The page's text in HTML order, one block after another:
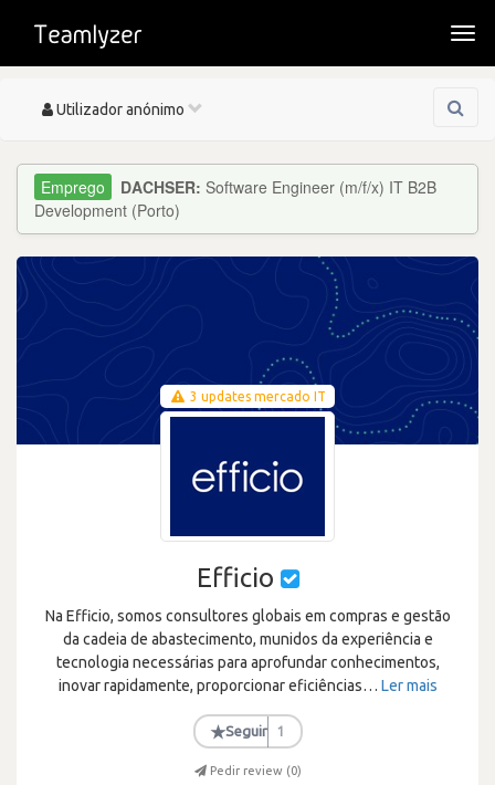
Toggle
Utilizador anónimo
DACHSER: Software Engineer (m/f/x) IT B2B
Development (Porto)
3 updates mercado IT
Efficio
Na Efficio, somos consultores globais em compras e gestão
da cadeia de abastecimento, munidos da experiência e
tecnologia necessárias para aprofundar conhecimentos,
inovar rapidamente, proporcionar eficiências… Ler mais
★Seguir 1
Pedir review (0)